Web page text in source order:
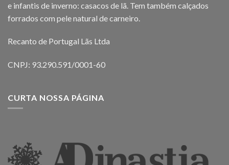
e infantis de inverno: casacos de lã. Tem também calçados
forrados com pele natural de carneiro.
Recanto de Portugal Lãs Ltda
CNPJ: 93.290.591/0001-60
CURTA NOSSA PÁGINA